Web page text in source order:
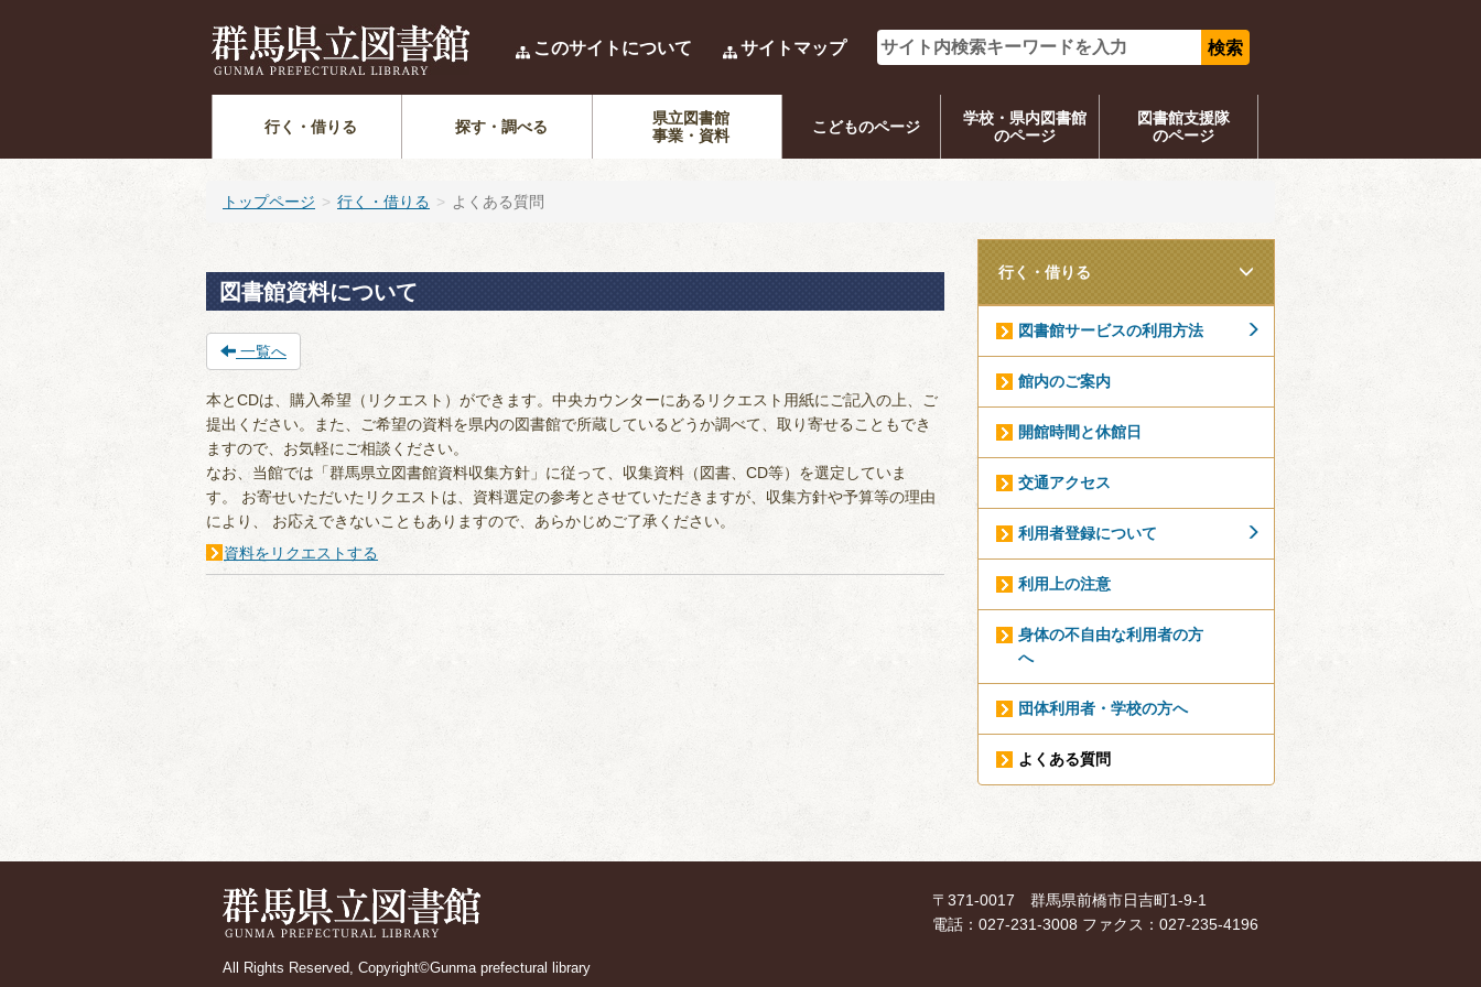
このサイトについて サイトマップ
行く・借りる 探す・調べる
県立図書館
事業・資料
こどものページ
学校・県内図書館
のページ
図書館支援隊
のページ
トップページ 行く・借りる よくある質問
図書館資料について
一覧へ
本とCDは、購入希望（リクエスト）ができます。中央カウンターにあるリクエスト用紙にご記入の上、ご
提出ください。また、ご希望の資料を県内の図書館で所蔵しているどうか調べて、取り寄せることもでき
ますので、お気軽にご相談ください。
なお、当館では「群馬県立図書館資料収集方針」に従って、収集資料（図書、CD等）を選定していま
す。 お寄せいただいたリクエストは、資料選定の参考とさせていただきますが、収集方針や予算等の理由
により、 お応えできないこともありますので、あらかじめご了承ください。
資料をリクエストする
行く・借りる
図書館サービスの利用方法
館内のご案内
開館時間と休館日
交通アクセス
利用者登録について
利用上の注意
身体の不自由な利用者の方
へ
団体利用者・学校の方へ
よくある質問
〒371-0017 群馬県前橋市日吉町1-9-1
電話：027-231-3008 ファクス：027-235-4196
All Rights Reserved, Copyright©Gunma prefectural library